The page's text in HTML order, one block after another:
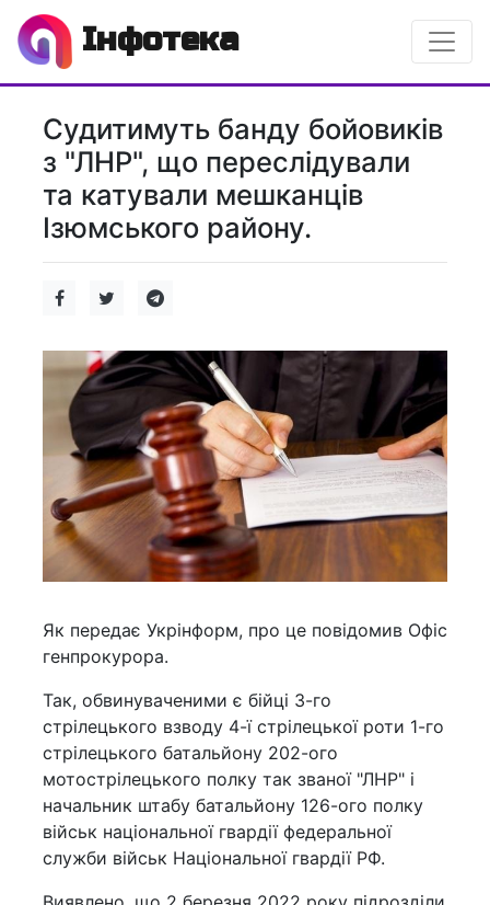
Інфотека
Судитимуть банду бойовиків
з "ЛНР", що переслідували
та катували мешканців
Ізюмського району.
Як передає Укрінформ, про це повідомив Офіс
генпрокурора.
Так, обвинуваченими є бійці 3-го
стрілецького взводу 4-ї стрілецької роти 1-го
стрілецького батальйону 202-ого
мотострілецького полку так званої "ЛНР" і
начальник штабу батальйону 126-ого полку
військ національної гвардії федеральної
служби військ Національної гвардії РФ.